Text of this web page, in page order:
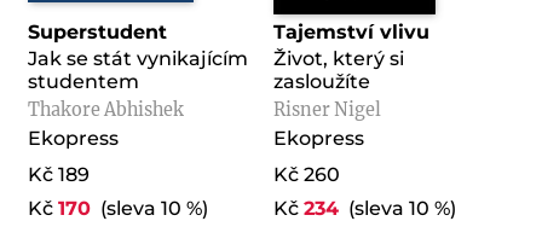
Superstudent
Jak se stát vynikajícím
studentem
Thakore Abhishek
Ekopress
Kč 189
Kč 170(sleva 10 %)
Tajemství vlivu
Život, který si
zasloužíte
Risner Nigel
Ekopress
Kč 260
Kč 234(sleva 10 %)